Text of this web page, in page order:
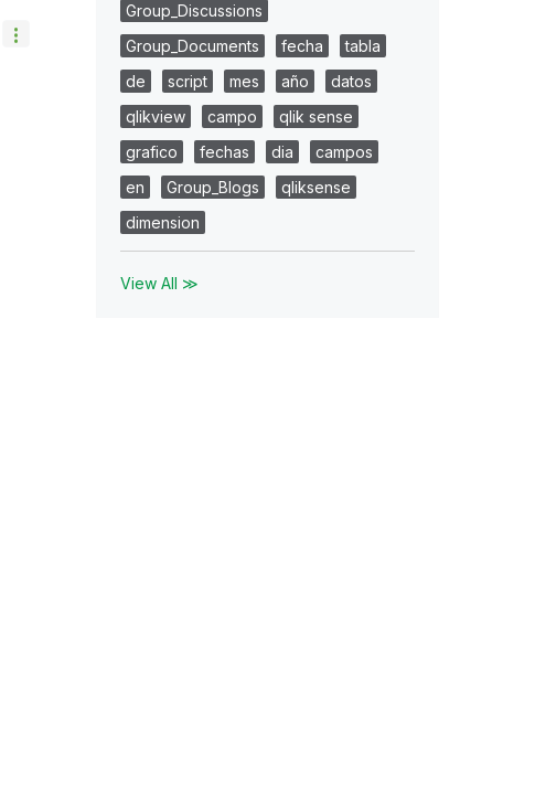
Group_Discussions
Group_Documents
fecha
tabla
de
script mes año
datos
qlikview
campo
qlik sense
grafico
fechas dia
campos
en
Group_Blogs
qliksense
dimension
View All ≫